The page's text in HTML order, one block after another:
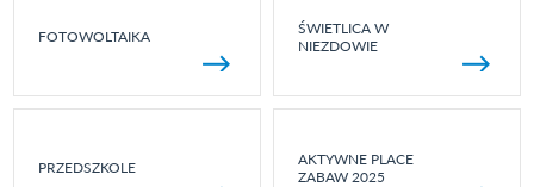
FOTOWOLTAIKA
ŚWIETLICA W
NIEZDOWIE
PRZEDSZKOLE
AKTYWNE PLACE
ZABAW 2025